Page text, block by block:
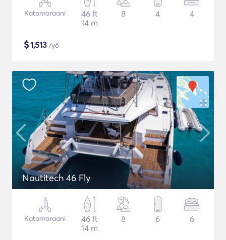
Katamaraani
46 ft
14 m
8 4 4
$1,513 /yö
Nautitech 46 Fly
Katamaraani
46 ft
14 m
8 6 6